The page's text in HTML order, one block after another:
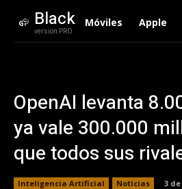
Black
version PRO
Móviles Apple
OpenAI levanta
ya vale 300.000
que todos sus
Inteligencia Artificial Noticias 3